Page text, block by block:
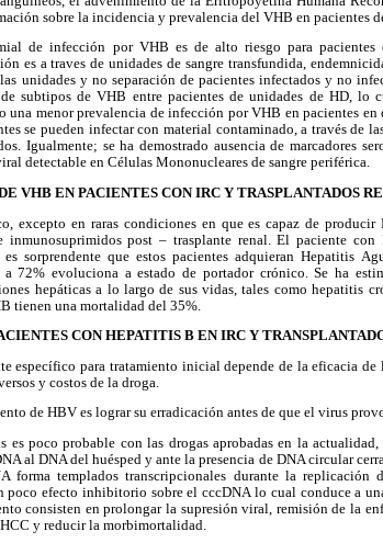
sobre la incidencia y prevalencia del VHB en pacientes
de infección por VHB es de alto riesgo para
es a traves de unidades de sangre transfundida,
unidades y no separación de pacientes infectados y no
subtipos de VHB entre pacientes de unidades de HD, lo
una menor prevalencia de infección por VHB en pacientes
se pueden infectar con material contaminado, a través de
Igualmente; se ha demostrado ausencia de marcadores
detectable en Células Mononucleares de sangre periférica.
VHB EN PACIENTES CON IRC Y TRASPLANTADOS
excepto en raras condiciones en que es capaz de
inmunosuprimidos post – trasplante renal. El paciente
sorprendente que estos pacientes adquieran Hepatitis
72% evoluciona a estado de portador crónico. Se ha
hepáticas a lo largo de sus vidas, tales como hepatitis
tienen una mortalidad del 35%.
CON HEPATITIS B EN IRC Y
específico para tratamiento inicial depende de la eficacia
y costos de la droga.
de HBV es lograr su erradicación antes de que el virus
es poco probable con las drogas aprobadas en la
al DNA del huésped y ante la presencia de DNA circular
forma templados transcripcionales durante la replicación
poco efecto inhibitorio sobre el cccDNA lo cual conduce a
consisten en prolongar la supresión viral, remisión de la
y reducir la morbimortalidad.